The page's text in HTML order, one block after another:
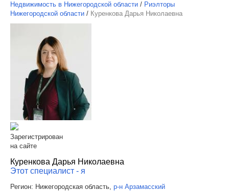
Недвижимость в Нижегородской области / Риэлторы
Нижегородской области / Куренкова Дарья Николаевна
Зарегистрирован
на сайте
Куренкова Дарья Николаевна
Этот специалист - я
Регион: Нижегородская область, р-н Арзамасский